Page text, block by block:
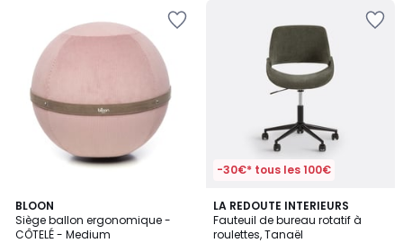
BLOON
Siège ballon ergonomique -
CÔTELÉ - Medium
3
Couleurs
-30€* tous les 100€
LA REDOUTE INTERIEURS
Fauteuil de bureau rotatif à
roulettes, Tanaël
4
/
5